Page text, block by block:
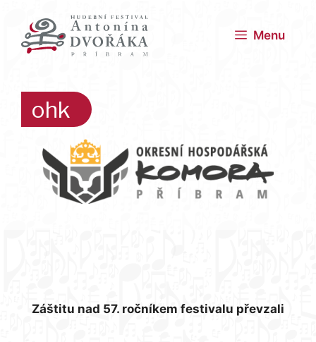
obsah
Menu
ohk
Záštitu nad 57. ročníkem festivalu převzali